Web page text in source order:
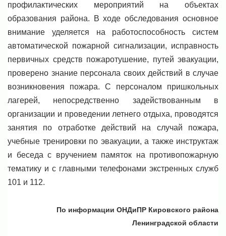
профилактических мероприятий на объектах
образования района. В ходе обследования основное
внимание уделяется на работоспособность систем
автоматической пожарной сигнализации, исправность
первичных средств пожаротушение, путей эвакуации,
проверено знание персонала своих действий в случае
возникновения пожара. С персоналом пришкольных
лагерей, непосредственно задействованным в
организации и проведении летнего отдыха, проводятся
занятия по отработке действий на случай пожара,
учебные тренировки по эвакуации, а также инструктаж
и беседа с вручением памяток на противопожарную
тематику и с главными телефонами экстренных служб
101 и 112.
По информации ОНДиПР Кировского района
Ленинградской области